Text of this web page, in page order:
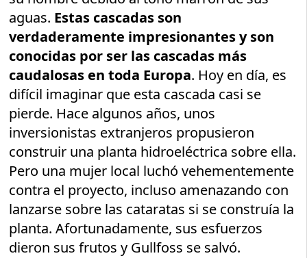
aguas. Estas cascadas son
verdaderamente impresionantes y son
conocidas por ser las cascadas más
caudalosas en toda Europa. Hoy en día, es
difícil imaginar que esta cascada casi se
pierde. Hace algunos años, unos
inversionistas extranjeros propusieron
construir una planta hidroeléctrica sobre ella.
Pero una mujer local luchó vehementemente
contra el proyecto, incluso amenazando con
lanzarse sobre las cataratas si se construía la
planta. Afortunadamente, sus esfuerzos
dieron sus frutos y Gullfoss se salvó.